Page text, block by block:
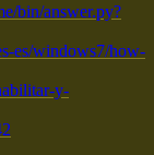
bin/answer.py?
es/windows7/how-
y-